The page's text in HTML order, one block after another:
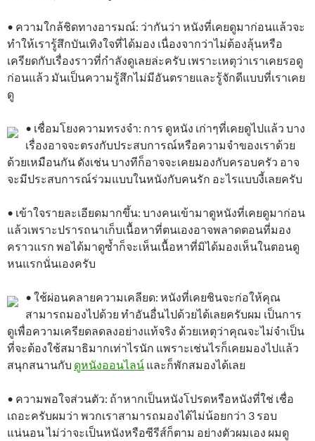
• ความใกล้ชิดทางอารมณ์: ว่ากันว่า หนังที่เคยดูมาก่อนแล้วจะ
ทำให้เรารู้สึกบันเทิงใจที่ได้มอง เนื่องจากว่าไม่ต้องลุ้นหรือ
เครียดกับเรื่องราวที่กำลังดูเลยล่ะครับ เพราะเหตุว่าเราเคยรอดู
ก่อนแล้ว มันเป็นความรู้สึกไม่มีอันตรายและรู้จักดีแบบที่เราเคย
ดู
• เชื่อมโยงความทรงจำ: การ ดูหนัง เก่าๆที่เคยดูไปแล้ว บาง
เรื่องอาจจะตรงกับประสบการณ์หรือความจำของเราด้วย
ด้วยเหมือนกัน ดังเช่น บางทีก็อาจจะเคยมองกับครอบครัว อาจ
จะมีประสบการณ์ร่วมแบบในหนังกับคนรัก อะไรแบบงี้เลยครับ
• เข้าใจรายละเอียดมากขึ้น: บางคนเข้ามาดูหนังที่เคยดูมาก่อน
แล้วเพราะปรารถนาเก็บเนื้อหาที่ตนเองอาจพลาดตอนที่มอง
คราวแรก พอได้มาดูซ้ำก็จะเห็นเนื้อหาที่มิได้มองเห็นในตอนดู
หนแรกนั่นเองครับ
• ใช้ผ่อนคลายความเคลียด: หนังที่เคยชินจะก่อให้คุณ
สามารถมองไปด้วย ทำอันอื่นไปด้วยได้เลยครับผม เป็นการ
ดูเพื่อความเครียดลดลงอย่างแท้จริง ด้วยเหตุว่าคุณจะไม่จำเป็น
ที่จะต้องใช้สมาธิมากเท่าไรนัก แพราะเช่นไรก็เคยมองไปแล้ว
สนุกสนานกับ ดูหนังออนไลน์ และก็พักสมองได้เลย
• ความพอใจส่วนตัว: ถ้าหากเป็นหนังโปรดหรือหนังที่ใช่ เชื่อ
เถอะครับผมว่า พวกเราสามารถมองได้ไม่น้อยกว่า 3 รอบ
แน่นอน ไม่ว่าจะเป็นหนังหรือซีรีส์ก็ตาม อย่างตัวผมเอง ผมดู